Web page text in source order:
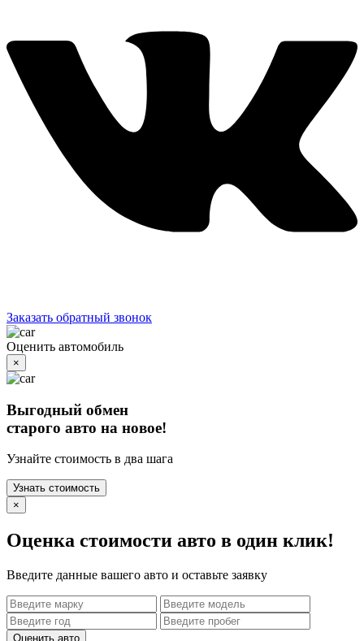
Заказать обратный звонок
Оценить автомобиль
×
Выгодный обмен
старого авто на новое!
Узнайте стоимость в два шага
Узнать стоимость
×
Оценка стоимости авто в один клик!
Введите данные вашего авто и оставьте заявку
Оценить авто